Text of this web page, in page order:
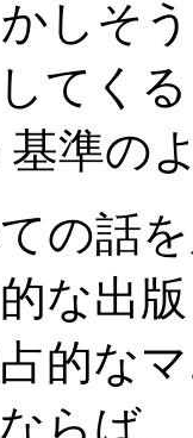
しそ
てく
準の
の話
な出
的な
らば